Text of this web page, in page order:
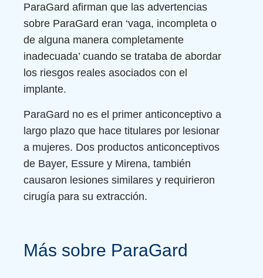
ParaGard afirman que las advertencias
sobre ParaGard eran ‘vaga, incompleta o
de alguna manera completamente
inadecuada’ cuando se trataba de abordar
los riesgos reales asociados con el
implante.
ParaGard no es el primer anticonceptivo a
largo plazo que hace titulares por lesionar
a mujeres. Dos productos anticonceptivos
de Bayer, Essure y Mirena, también
causaron lesiones similares y requirieron
cirugía para su extracción.
Más sobre ParaGard